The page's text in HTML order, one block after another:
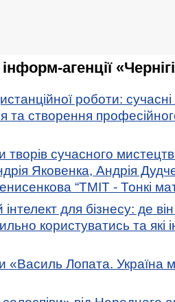
агенції
роботи:
та створення
творів сучасного
Яковенка, Андрія
“ТМІТ - Тонкі
для бізнесу: де
користуватись та які
«Василь Лопата. Україна